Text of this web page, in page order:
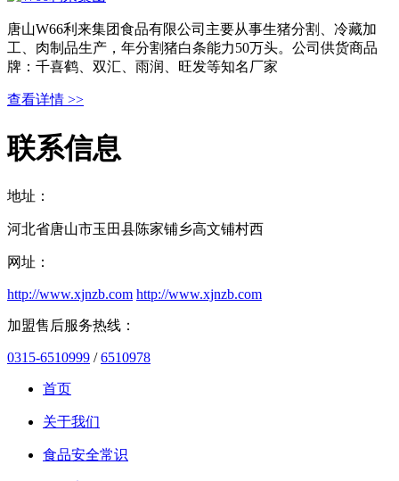
唐山W66利来集团食品有限公司主要从事生猪分割、冷藏加
工、肉制品生产，年分割猪白条能力50万头。公司供货商品
牌：千喜鹤、双汇、雨润、旺发等知名厂家
查看详情 >>
联系信息
地址：
河北省唐山市玉田县陈家铺乡高文铺村西
网址：
http://www.xjnzb.com http://www.xjnzb.com
加盟售后服务热线：
0315-6510999 /6510978
首页
关于我们
食品安全常识